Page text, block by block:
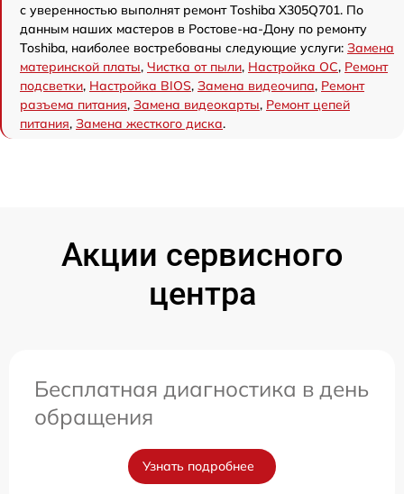
с уверенностью выполнят ремонт Toshiba X305Q701. По
данным наших мастеров в Ростове-на-Дону по ремонту
Toshiba, наиболее востребованы следующие услуги: Замена
материнской платы, Чистка от пыли, Настройка ОС, Ремонт
подсветки, Настройка BIOS, Замена видеочипа, Ремонт
разъема питания, Замена видеокарты, Ремонт цепей
питания, Замена жесткого диска.
Акции сервисного
центра
Бесплатная диагностика в день
обращения
Узнать подробнее